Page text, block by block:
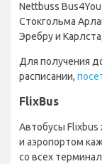
Nettbuss
Стокгольма
Эребру и
Для получения
расписании,
FlixBus
Автобусы
и аэропортом
со всех